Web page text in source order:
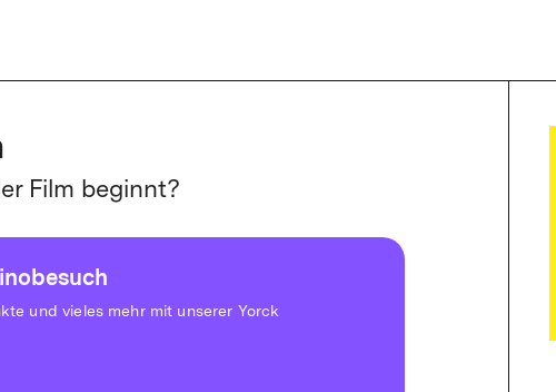
Film beginnt?
und vieles mehr mit unserer Yorck